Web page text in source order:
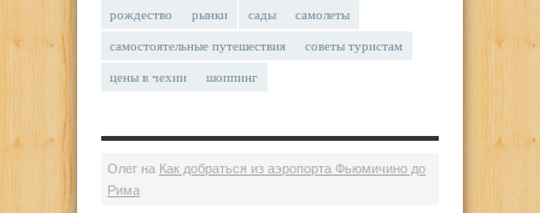
рождество рынки сады самолеты
самостоятельные путешествия советы туристам
цены в чехии шоппинг
Олег на Как добраться из аэропорта Фьюмичино до
Рима